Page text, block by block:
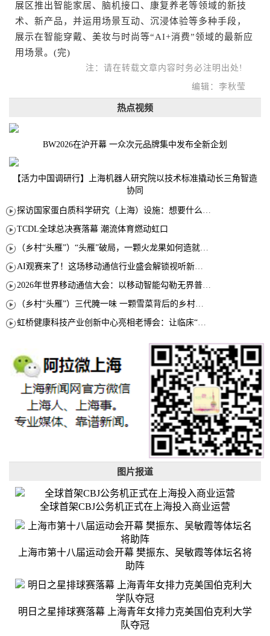
展区推出智能家居、脑机接口、康复养老等领域的新技
术、新产品，并运用场景互动、沉浸体验等多种手段，
展示在智能穿戴、美妆与时尚等“AI+消费”领域的最新应
用场景。(完)
注：请在转载文章内容时务必注明出处!
编辑：李秋莹
热点视频
BW2026在沪开幕 一众次元品牌集中发布全新企划
【活力中国调研行】上海机器人研究院以技术标准撬动长三角智造
协同
探访国家蛋白质科学研究（上海）设施：想要什么蛋白 AI直接设计合成
TCDL全球总决赛落幕 潮流体育燃动虹口
（乡村“头雁”）“头雁”破局，一颗火龙果如何造就沪上乡村特色产业化路径
AI观赛来了！这场移动通信行业盛会解锁视听新玩法
2026年世界移动通信大会：以移动智能勾勒无界普惠新愿景
（乡村“头雁”）三代腌一味 一颗雪菜背后的乡村致富经
虹桥健康科技产业创新中心亮相老博会：让临床“需求”定义银发经济新生态
图片报道
全球首架CBJ公务机正式在上海投入商业运营
上海市第十八届运动会开幕 樊振东、吴敏霞等体坛名将
助阵
明日之星排球赛落幕 上海青年女排力克美国伯克利大学
队夺冠